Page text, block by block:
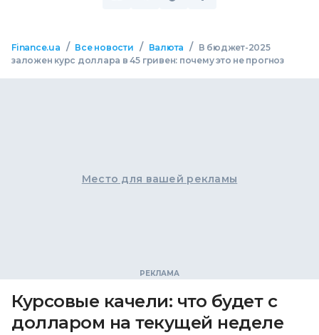
Finance.ua / Все новости / Валюта /
В бюджет-2025
заложен курс доллара в 45 гривен: почему это не прогноз
Место для вашей рекламы
Курсовые качели: что будет с
долларом на текущей неделе